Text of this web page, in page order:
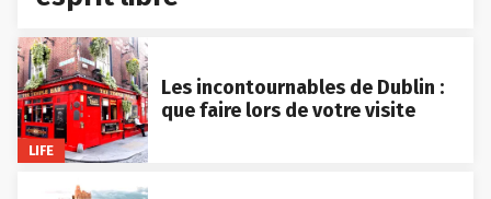
LIFE
Les incontournables de Dublin :
que faire lors de votre visite